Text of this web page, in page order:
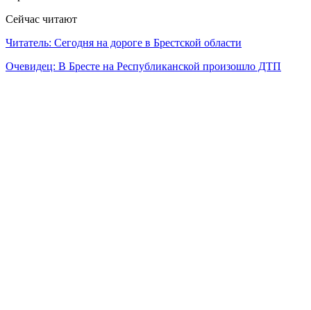
Сейчас читают
Читатель: Сегодня на дороге в Брестской области
Очевидец: В Бресте на Республиканской произошло ДТП